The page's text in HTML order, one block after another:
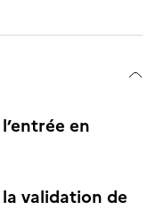
en
validation de